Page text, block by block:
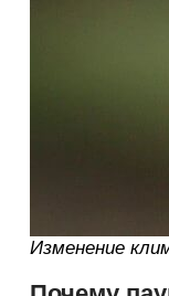
Изменение